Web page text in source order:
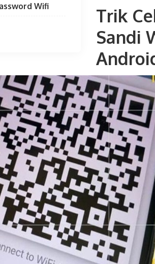
Wifi
Trik
Sandi